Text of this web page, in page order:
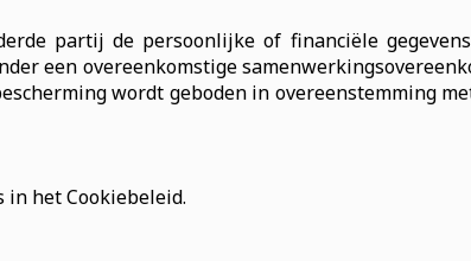
partij de persoonlijke of financiële
een overeenkomstige
wordt geboden in overeenstemming
het Cookiebeleid.